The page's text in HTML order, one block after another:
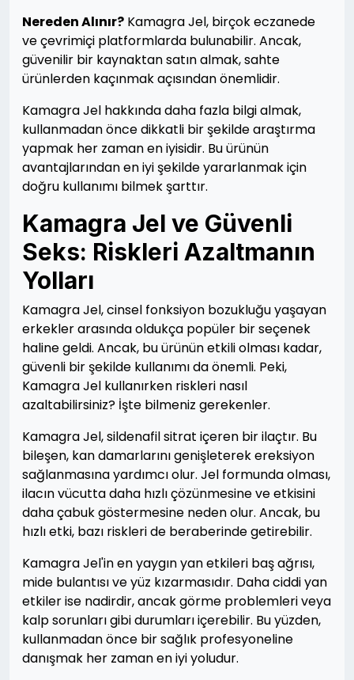
Nereden Alınır? Kamagra Jel, birçok eczanede
ve çevrimiçi platformlarda bulunabilir. Ancak,
güvenilir bir kaynaktan satın almak, sahte
ürünlerden kaçınmak açısından önemlidir.
Kamagra Jel hakkında daha fazla bilgi almak,
kullanmadan önce dikkatli bir şekilde araştırma
yapmak her zaman en iyisidir. Bu ürünün
avantajlarından en iyi şekilde yararlanmak için
doğru kullanımı bilmek şarttır.
Kamagra Jel ve Güvenli
Seks: Riskleri Azaltmanın
Yolları
Kamagra Jel, cinsel fonksiyon bozukluğu yaşayan
erkekler arasında oldukça popüler bir seçenek
haline geldi. Ancak, bu ürünün etkili olması kadar,
güvenli bir şekilde kullanımı da önemli. Peki,
Kamagra Jel kullanırken riskleri nasıl
azaltabilirsiniz? İşte bilmeniz gerekenler.
Kamagra Jel, sildenafil sitrat içeren bir ilaçtır. Bu
bileşen, kan damarlarını genişleterek ereksiyon
sağlanmasına yardımcı olur. Jel formunda olması,
ilacın vücutta daha hızlı çözünmesine ve etkisini
daha çabuk göstermesine neden olur. Ancak, bu
hızlı etki, bazı riskleri de beraberinde getirebilir.
Kamagra Jel'in en yaygın yan etkileri baş ağrısı,
mide bulantısı ve yüz kızarmasıdır. Daha ciddi yan
etkiler ise nadirdir, ancak görme problemleri veya
kalp sorunları gibi durumları içerebilir. Bu yüzden,
kullanmadan önce bir sağlık profesyoneline
danışmak her zaman en iyi yoludur.